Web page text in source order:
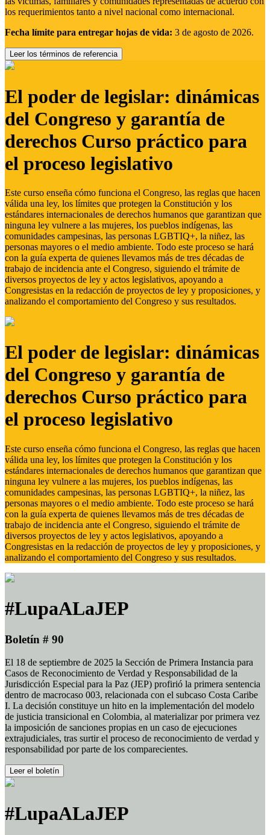
los requerimientos tanto a nivel nacional como internacional.
Fecha límite para entregar hojas de vida: 3 de agosto de 2026.
Leer los términos de referencia
El poder de legislar: dinámicas
del Congreso y garantía de
derechos Curso práctico para
el proceso legislativo
Este curso enseña cómo funciona el Congreso, las reglas que hacen
válida una ley, los límites que protegen la Constitución y los
estándares internacionales de derechos humanos que garantizan que
ninguna ley vulnere a las mujeres, los pueblos indígenas, las
comunidades campesinas, las personas LGBTIQ+, la niñez, las
personas mayores o el medio ambiente. Todo este proceso se hará
con la guía experta de quienes llevamos más de tres décadas de
trabajo de incidencia ante el Congreso, siguiendo el trámite de
diversos proyectos de ley y actos legislativos, apoyando a
Congresistas en la redacción de proyectos de ley y proposiciones, y
analizando el comportamiento del Congreso y sus resultados.
El poder de legislar: dinámicas
del Congreso y garantía de
derechos Curso práctico para
el proceso legislativo
Este curso enseña cómo funciona el Congreso, las reglas que hacen
válida una ley, los límites que protegen la Constitución y los
estándares internacionales de derechos humanos que garantizan que
ninguna ley vulnere a las mujeres, los pueblos indígenas, las
comunidades campesinas, las personas LGBTIQ+, la niñez, las
personas mayores o el medio ambiente. Todo este proceso se hará
con la guía experta de quienes llevamos más de tres décadas de
trabajo de incidencia ante el Congreso, siguiendo el trámite de
diversos proyectos de ley y actos legislativos, apoyando a
Congresistas en la redacción de proyectos de ley y proposiciones, y
analizando el comportamiento del Congreso y sus resultados.
#LupaALaJEP
Boletín # 90
El 18 de septiembre de 2025 la Sección de Primera Instancia para
Casos de Reconocimiento de Verdad y Responsabilidad de la
Jurisdicción Especial para la Paz (JEP) profirió la primera sentencia
dentro de macrocaso 003, relacionada con el subcaso Costa Caribe
I. La decisión constituye un hito en la implementación del modelo
de justicia transicional en Colombia, al materializar por primera vez
la imposición de sanciones propias en un caso de ejecuciones
extrajudiciales, tras surtir el proceso de reconocimiento de verdad y
responsabilidad por parte de los comparecientes.
Leer el boletín
#LupaALaJEP